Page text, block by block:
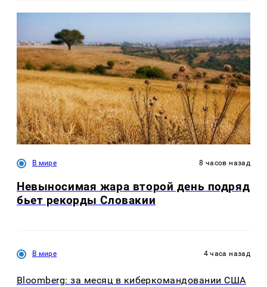
В мире 8 часов назад
Невыносимая жара второй день подряд
бьет рекорды Словакии
В мире 4 часа назад
Bloomberg: за месяц в киберкомандовании США